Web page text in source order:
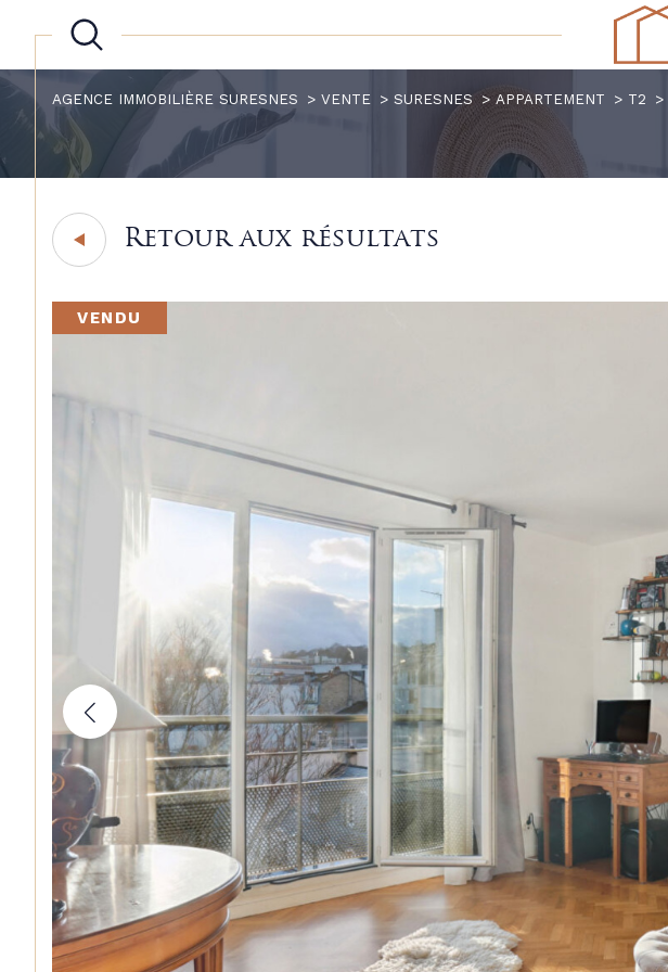
AGENCE IMMOBILIÈRE SURESNES VENTE SURESNES APPARTEMENT T2
Retour aux résultats
VENDU